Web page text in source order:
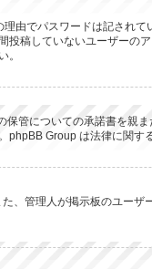
由でパスワードは記され
稿していないユーザーの
。
管についての承諾書を親
Group は法律に関す
、管理人が掲示板のユー